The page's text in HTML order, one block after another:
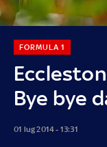
Bye bye
FORMULA 1
01 lug 2014 - 13:31